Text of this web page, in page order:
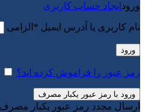
ورود ایجاد حساب کاربری
نام کاربری یا آدرس ایمیل * الزامی
ورود
رمز عبور را فراموش کرده اید؟
ورود با رمز عبور یکبار مصرف
ارسال مجدد رمز عبور یکبار مصرف